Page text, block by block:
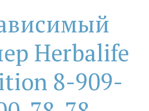
Herbalife
8-909-